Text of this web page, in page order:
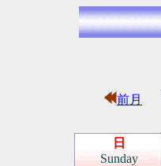
前月
日
Sunday